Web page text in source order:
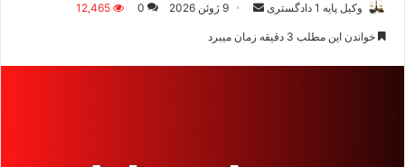
وکیل پایه 1 دادگستری 9 ژوئن 2026 0
12,465
خواندن این مطلب 3 دقیقه زمان میبرد